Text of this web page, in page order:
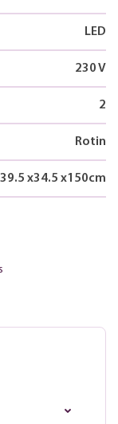
LED
230 V
2
Rotin
x34.5 x150cm